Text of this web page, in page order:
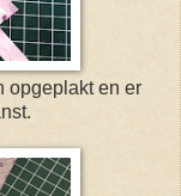
opgeplakt en er